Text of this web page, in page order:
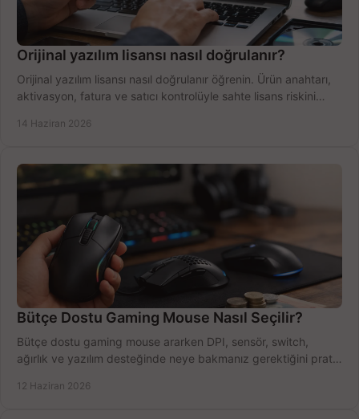
Orijinal yazılım lisansı nasıl doğrulanır?
Orijinal yazılım lisansı nasıl doğrulanır öğrenin. Ürün anahtarı,
aktivasyon, fatura ve satıcı kontrolüyle sahte lisans riskini
14 Haziran 2026
Bütçe Dostu Gaming Mouse Nasıl Seçilir?
Bütçe dostu gaming mouse ararken DPI, sensör, switch,
ağırlık ve yazılım desteğinde neye bakmanız gerektiğini pratik
12 Haziran 2026